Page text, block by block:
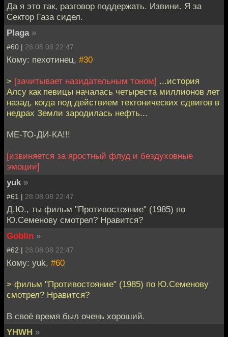
Да я это так, разговор поддержать. Извини. Я за
Сектор Газа сидел.
Plaga »
#60 | 28.08.08 22:47
Кому: пехотинец, #30
> [зачитывает назидательным тоном] ...история
Алсу как певицы началась четыреста миллионов лет
назад, когда под действием тектонических сдвигов в
недрах Земли зародилась нефть...
МЕ-ТО-ДИ-КА!!!
[извиняется за яростный флуд и бездуховные
эмоции]
yuk »
#61 | 28.08.08 22:47
Д.Ю., ты фильм "Противостояние" (1985) по
Ю.Семенову смотрел? Нравится?
Goblin »
#62 | 28.08.08 22:47
Кому: yuk, #60
> фильм "Противостояние" (1985) по Ю.Семенову
смотрел? Нравится?
В своё время был очень хороший.
YHWH »